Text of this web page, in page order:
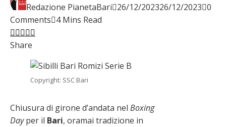
Redazione PianetaBari 26/12/202326/12/2023 0
Comments 4 Mins Read
Facebook
Twitter
LinkedIn
Pinterest
Stumbleupon
Share
Copyright: SSC Bari
Chiusura di girone d’andata nel Boxing
Dayper il Bari, oramai tradizione in